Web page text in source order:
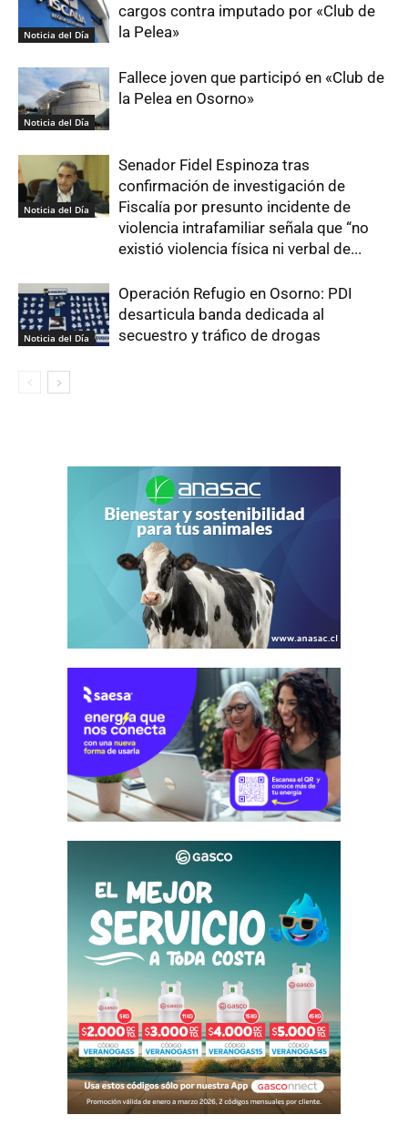
Noticia del Día
cargos contra imputado por «Club de
la Pelea»
Noticia del Día
Fallece joven que participó en «Club de
la Pelea en Osorno»
Noticia del Día
Senador Fidel Espinoza tras
confirmación de investigación de
Fiscalía por presunto incidente de
violencia intrafamiliar señala que “no
existió violencia física ni verbal de...
Noticia del Día
Operación Refugio en Osorno: PDI
desarticula banda dedicada al
secuestro y tráfico de drogas